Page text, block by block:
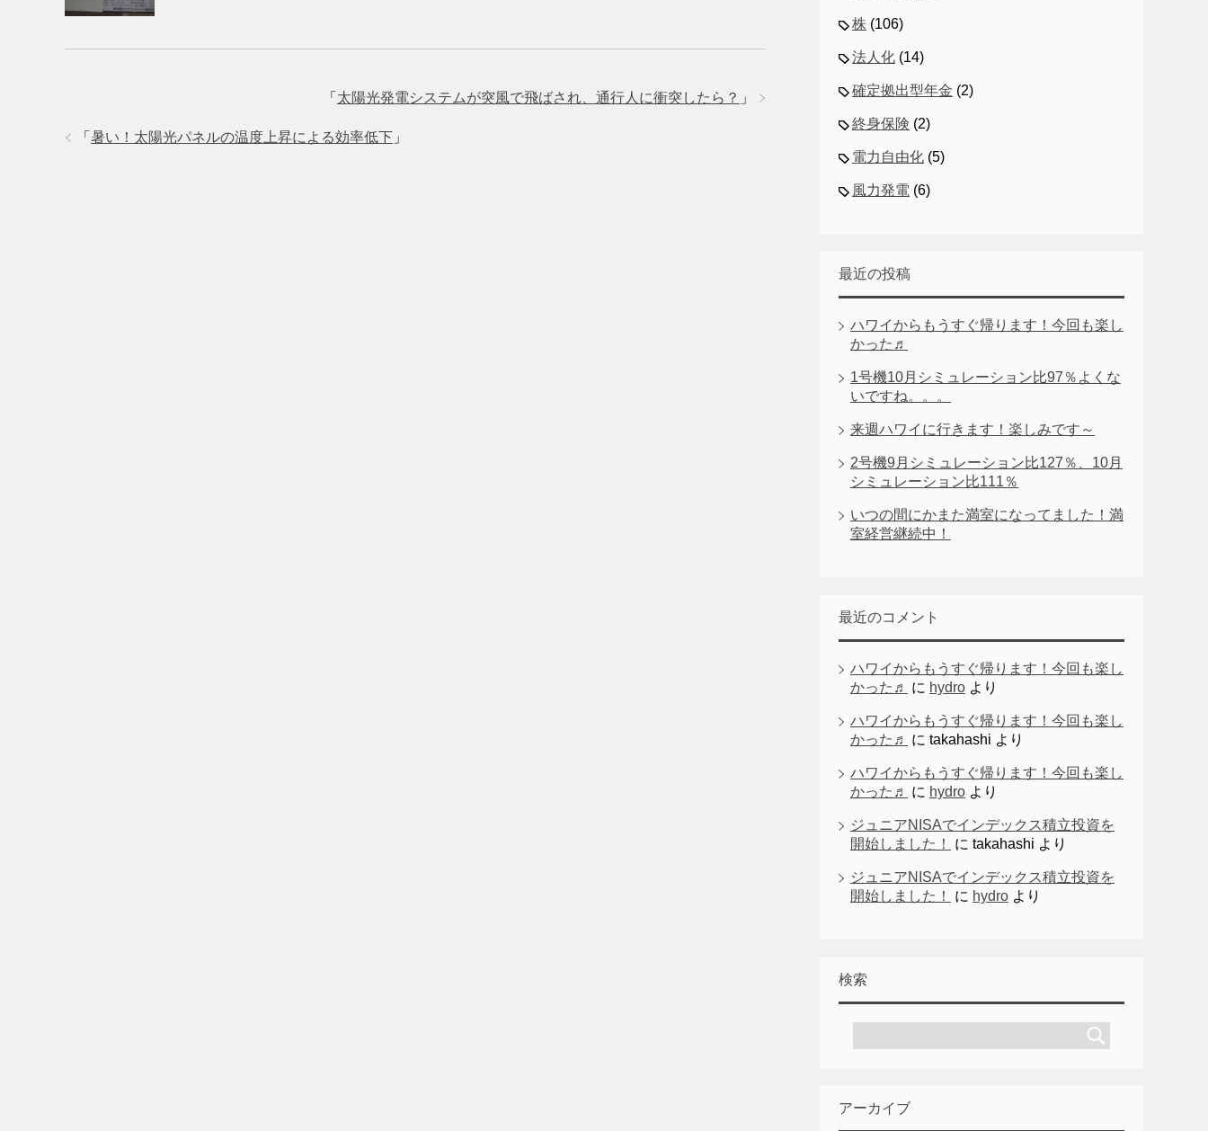
「 太陽光発電システムが突風で飛ばされ、通行人に衝突したら？ 」
「 暑い！太陽光パネルの温度上昇による効率低下 」
株 (106)
法人化 (14)
確定拠出型年金 (2)
終身保険 (2)
電力自由化 (5)
風力発電 (6)
最近の投稿
ハワイからもうすぐ帰ります！今回も楽し
かった♬
1号機10月シミュレーション比97％よくな
いですね。。。
来週ハワイに行きます！楽しみです～
2号機9月シミュレーション比127％、10月
シミュレーション比111％
いつの間にかまた満室になってました！満
室経営継続中！
最近のコメント
ハワイからもうすぐ帰ります！今回も楽し
かった♬
に hydro より
ハワイからもうすぐ帰ります！今回も楽し
かった♬
に takahashi より
ハワイからもうすぐ帰ります！今回も楽し
かった♬
に hydro より
ジュニアNISAでインデックス積立投資を
開始しました！
に takahashi より
ジュニアNISAでインデックス積立投資を
開始しました！
に hydro より
検索
アーカイブ